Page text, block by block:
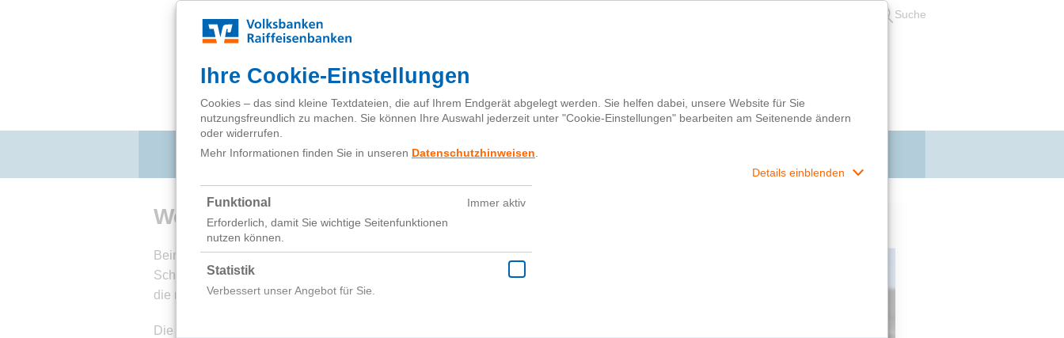
Direkt zum Inhalt
Suche
Mitmachen Starterpaket
Wer kann mitmachen
Beim Kurzfilmwettbewerb von „jugend creativ“ können ab sofort alle Schülerinnen und
Schüler der Klassen 1-13 mitmachen sowie Jugendliche bis einschließlich 20 Jahre,
die nicht mehr zur Schule gehen.
Die Filme können als Einzelarbeit oder als Gemeinschaftsprojekt – mit Freunden, der